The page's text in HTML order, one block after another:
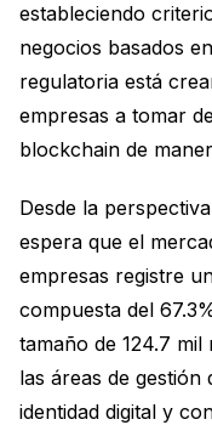
estableciendo
negocios basados
regulatoria está
empresas a tomar
blockchain de
Desde la
espera que el
empresas registre
compuesta del
tamaño de 124.7
las áreas de gestión
identidad digital y